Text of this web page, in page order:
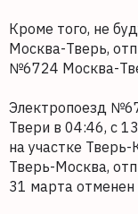
Кроме того, не
Москва-Тверь,
№6724 Москва-
Электропоезд
Твери в 04:46, с
на участке
Тверь-Москва,
31 марта